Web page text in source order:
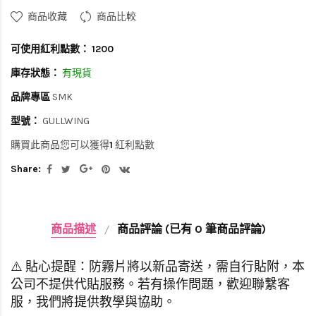
商品收藏 商品比較
可使用紅利點數： 1200
庫存狀態： 有現貨
品牌專區 SMK
型號： GULLWING
購買此商品您可以獲得1 紅利點數
Share:
商品描述 商品評論 (已有 0 筆商品評論)
⚠️ 貼心提醒：防霧片將以新品寄送，需自行貼附，本
公司不提供代貼服務。若有操作問題，歡迎聯繫客
服，我們將提供教學與協助。